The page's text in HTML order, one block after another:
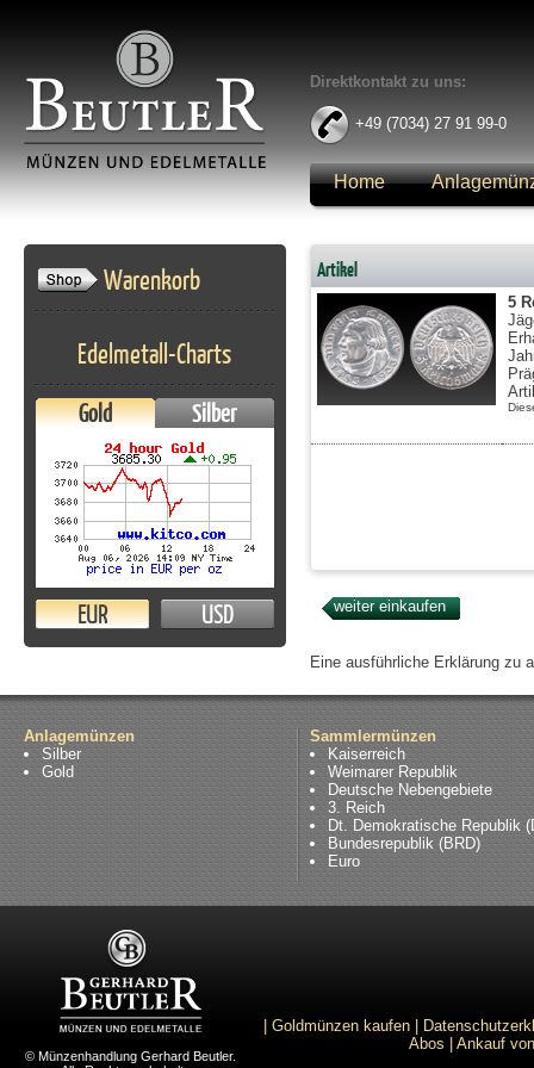
Direktkontakt zu uns:
+49 (7034) 27 91 99-0
Home
Warenkorb
Edelmetall-Charts
Gold Silber
EUR USD
Artikel
5
Eine ausführliche Erklärung zu
Anlagemünzen
Silber
Gold
Sammlermünzen
Kaiserreich
Weimarer Republik
Deutsche Nebengebiete
3. Reich
Dt. Demokratische Republik
Bundesrepublik (BRD)
Euro
© Münzenhandlung Gerhard Beutler.
Goldmünzen kaufen
Abos
Ankauf